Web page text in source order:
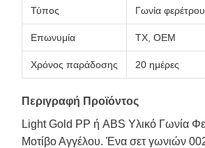
Τύπος Γωνία φερέτρου
Επωνυμία TX, OEM
Χρόνος παράδοσης 20 ημέρες
Περιγραφή Προϊόντος
Light Gold PP ή ABS Υλικό Γωνία
Μοτίβο Αγγέλου. Ένα σετ γωνιών